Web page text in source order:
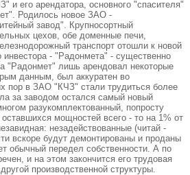
и его арендатора, основного "спасителя"
Родилось новое ЗАО -
завод". Крупносортный
цехов, обе доменные печи,
транспорт отошли к новой
инвестора - "Радонмета" - существенно
"Радонмет" лишь арендовал некоторые
данным, был аккуратен во
пор в ЗАО "КЧЗ" стали трудиться более
за заводом остался самый новый
разукомплектованный, попросту
оставшихся мощностей всего - то на 1% от
незадействованные (читай -
вскоре будут демонтированы и проданы
обычный передел собственности. А по
и на этом закончится его трудовая
производственной структуры.